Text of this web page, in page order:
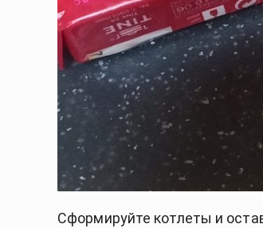
Сформируйте котлеты и